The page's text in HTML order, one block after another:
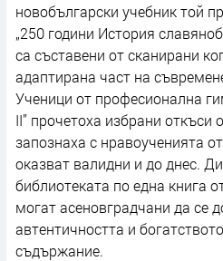
новобългарски учебник той
„250 години История
са съставени от сканирани
адаптирана част на
Ученици от професионална
II” прочетоха избрани откъси
запознаха с нравоученията
оказват валидни и до днес.
библиотеката по една книга
могат асеновградчани да се
автентичността и
съдържание.